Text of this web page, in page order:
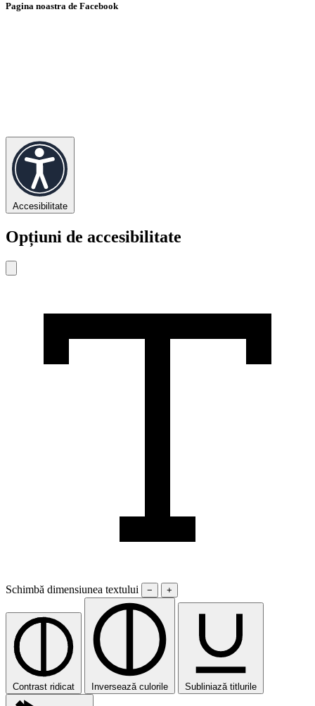
Pagina noastra de Facebook
Accesibilitate
Opțiuni de accesibilitate
Schimbă dimensiunea textului − +
Contrast ridicat Inversează culorile Subliniază titlurile